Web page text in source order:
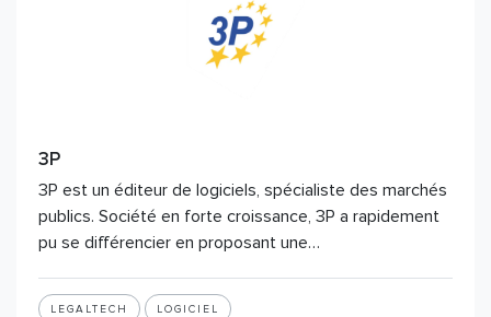
3P
3P est un éditeur de logiciels, spécialiste des marchés
publics. Société en forte croissance, 3P a rapidement
pu se différencier en proposant une…
LEGALTECH LOGICIEL